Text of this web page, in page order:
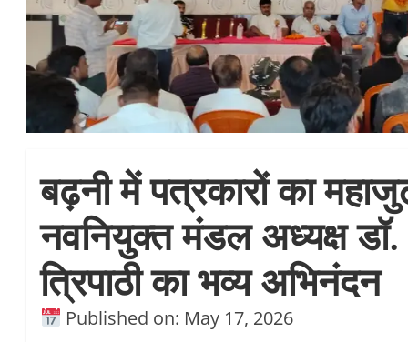
बढ़नी में पत्रकारों का
नवनियुक्त मंडल अध्यक्ष
त्रिपाठी का भव्य अभिनंदन
Published on: May 17, 2026